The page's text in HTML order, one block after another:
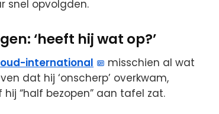
snel opvolgden.
‘heeft hij wat op?’
oud-international
misschien al wat
dat hij ‘onscherp’ overkwam,
hij “half bezopen” aan tafel zat.